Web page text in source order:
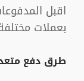
اقبل
بعملات
طرق دفع